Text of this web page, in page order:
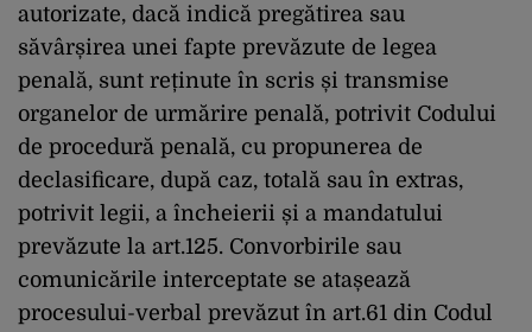
autorizate, dacă indică pregătirea sau
săvârșirea unei fapte prevăzute de legea
penală, sunt reținute în scris și transmise
organelor de urmărire penală, potrivit Codului
de procedură penală, cu propunerea de
declasificare, după caz, totală sau în extras,
potrivit legii, a încheierii și a mandatului
prevăzute la art.125. Convorbirile sau
comunicările interceptate se atașează
procesului-verbal prevăzut în art.61 din Codul